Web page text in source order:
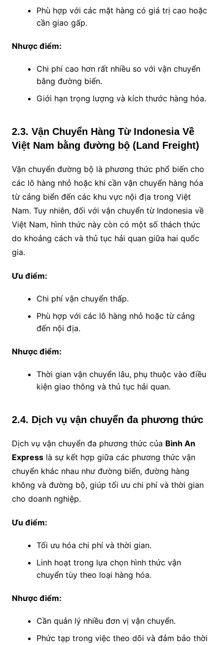
Phù hợp với các mặt hàng có giá trị cao hoặc
cần giao gấp.
Nhược điểm:
Chi phí cao hơn rất nhiều so với vận chuyển
bằng đường biển.
Giới hạn trọng lượng và kích thước hàng hóa.
2.3. Vận Chuyển Hàng Từ Indonesia Về
Việt Nam bằng đường bộ (Land Freight)
Vận chuyển đường bộ là phương thức phổ biến cho
các lô hàng nhỏ hoặc khi cần vận chuyển hàng hóa
từ cảng biển đến các khu vực nội địa trong Việt
Nam. Tuy nhiên, đối với vận chuyển từ Indonesia về
Việt Nam, hình thức này còn có một số thách thức
do khoảng cách và thủ tục hải quan giữa hai quốc
gia.
Ưu điểm:
Chi phí vận chuyển thấp.
Phù hợp với các lô hàng nhỏ hoặc từ cảng
đến nội địa.
Nhược điểm:
Thời gian vận chuyển lâu, phụ thuộc vào điều
kiện giao thông và thủ tục hải quan.
2.4. Dịch vụ vận chuyển đa phương thức
Dịch vụ vận chuyển đa phương thức của Bình An
Expresslà sự kết hợp giữa các phương thức vận
chuyển khác nhau như đường biển, đường hàng
không và đường bộ, giúp tối ưu chi phí và thời gian
cho doanh nghiệp.
Ưu điểm:
Tối ưu hóa chi phí và thời gian.
Linh hoạt trong lựa chọn hình thức vận
chuyển tùy theo loại hàng hóa.
Nhược điểm:
Cần quản lý nhiều đơn vị vận chuyển.
Phức tạp trong việc theo dõi và đảm bảo thời